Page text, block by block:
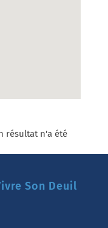
résultat n'a été
Son Deuil